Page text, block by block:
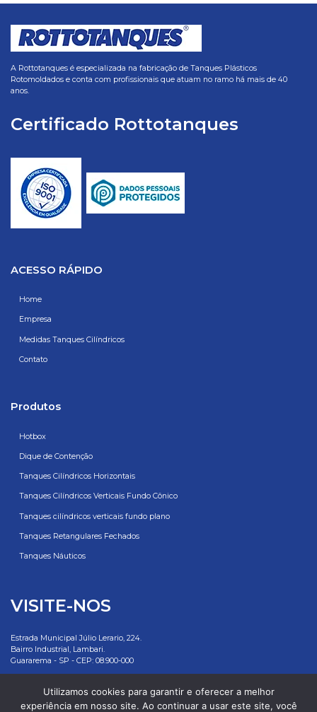
A Rottotanques é especializada na fabricação de Tanques Plásticos
Rotomoldados e conta com profissionais que atuam no ramo há mais de 40
anos.
Certificado Rottotanques
ACESSO RÁPIDO
Home
Empresa
Medidas Tanques Cilíndricos
Contato
Produtos
Hotbox
Dique de Contenção
Tanques Cilíndricos Horizontais
Tanques Cilíndricos Verticais Fundo Cônico
Tanques cilíndricos verticais fundo plano
Tanques Retangulares Fechados
Tanques Náuticos
VISITE-NOS
Estrada Municipal Júlio Lerario, 224.
Bairro Industrial, Lambari.
Guararema - SP - CEP: 08.900-000
Utilizamos cookies para garantir e oferecer a melhor
experiência em nosso site. Ao continuar a usar este site, você